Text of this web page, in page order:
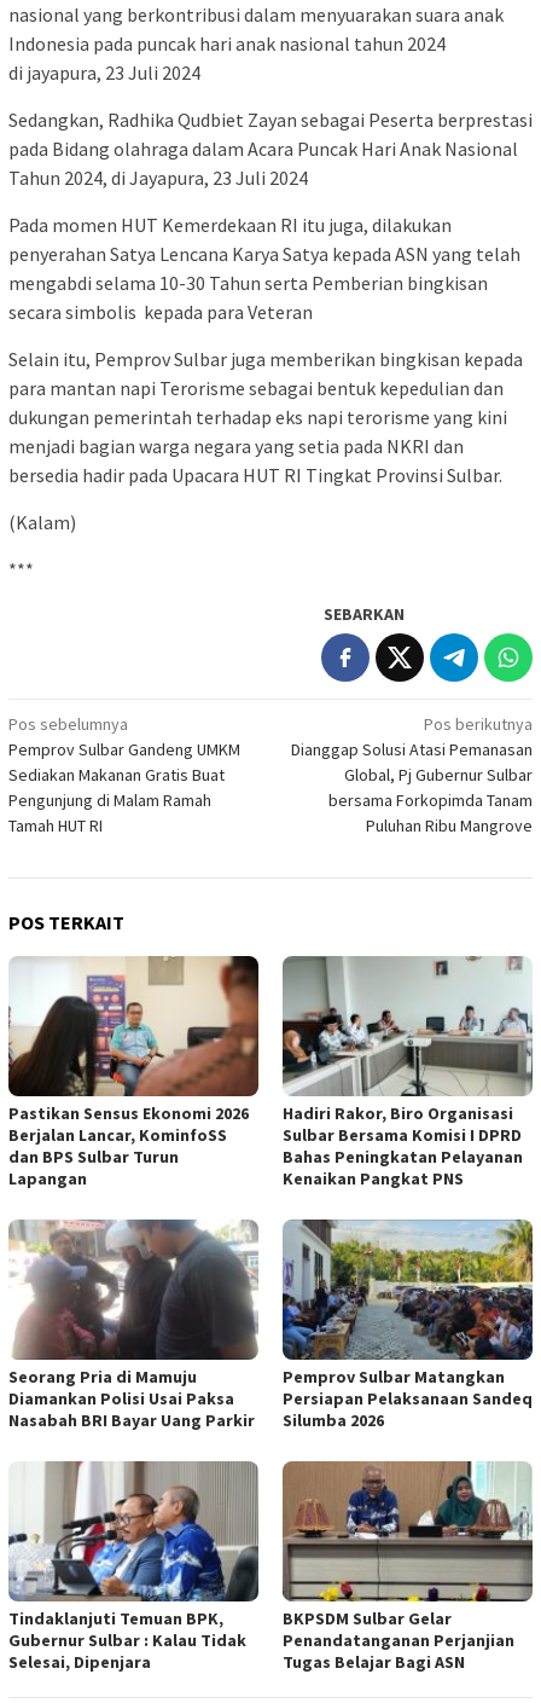
nasional yang berkontribusi dalam menyuarakan suara anak
Indonesia pada puncak hari anak nasional tahun 2024
di jayapura, 23 Juli 2024
Sedangkan, Radhika Qudbiet Zayan sebagai Peserta berprestasi
pada Bidang olahraga dalam Acara Puncak Hari Anak Nasional
Tahun 2024, di Jayapura, 23 Juli 2024
Pada momen HUT Kemerdekaan RI itu juga, dilakukan
penyerahan Satya Lencana Karya Satya kepada ASN yang telah
mengabdi selama 10-30 Tahun serta Pemberian bingkisan
secara simbolis kepada para Veteran
Selain itu, Pemprov Sulbar juga memberikan bingkisan kepada
para mantan napi Terorisme sebagai bentuk kepedulian dan
dukungan pemerintah terhadap eks napi terorisme yang kini
menjadi bagian warga negara yang setia pada NKRI dan
bersedia hadir pada Upacara HUT RI Tingkat Provinsi Sulbar.
(Kalam)
***
SEBARKAN
Navigasi
pos
Pos sebelumnya
Pemprov Sulbar Gandeng UMKM
Sediakan Makanan Gratis Buat
Pengunjung di Malam Ramah
Tamah HUT RI
Pos berikutnya
Dianggap Solusi Atasi Pemanasan
Global, Pj Gubernur Sulbar
bersama Forkopimda Tanam
Puluhan Ribu Mangrove
POS TERKAIT
Pastikan Sensus Ekonomi 2026
Berjalan Lancar, KominfoSS
dan BPS Sulbar Turun
Lapangan
Hadiri Rakor, Biro Organisasi
Sulbar Bersama Komisi I DPRD
Bahas Peningkatan Pelayanan
Kenaikan Pangkat PNS
Seorang Pria di Mamuju
Diamankan Polisi Usai Paksa
Nasabah BRI Bayar Uang Parkir
Pemprov Sulbar Matangkan
Persiapan Pelaksanaan Sandeq
Silumba 2026
Tindaklanjuti Temuan BPK,
Gubernur Sulbar : Kalau Tidak
Selesai, Dipenjara
BKPSDM Sulbar Gelar
Penandatanganan Perjanjian
Tugas Belajar Bagi ASN